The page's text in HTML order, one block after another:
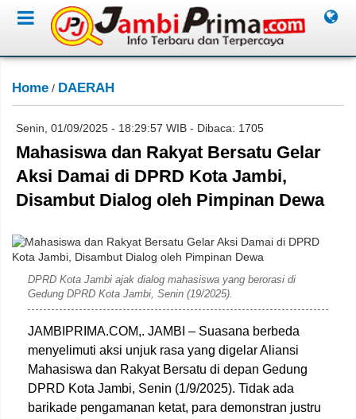
Home / DAERAH
Senin, 01/09/2025 - 18:29:57 WIB - Dibaca: 1705
Mahasiswa dan Rakyat Bersatu Gelar
Aksi Damai di DPRD Kota Jambi,
Disambut Dialog oleh Pimpinan Dewa
DPRD Kota Jambi ajak dialog mahasiswa yang berorasi di
Gedung DPRD Kota Jambi, Senin (19/2025).
JAMBIPRIMA.COM,. JAMBI – Suasana berbeda
menyelimuti aksi unjuk rasa yang digelar Aliansi
Mahasiswa dan Rakyat Bersatu di depan Gedung
DPRD Kota Jambi, Senin (1/9/2025). Tidak ada
barikade pengamanan ketat, para demonstran justru